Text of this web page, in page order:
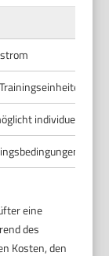
individuelle
eine
des
Kosten, den